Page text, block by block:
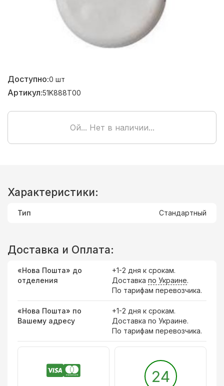
Доступно:0 шт
Артикул:51K888T00
Ой... Нет в наличии...
Характеристики:
Тип Стандартный
Доставка и Оплата:
«Нова Пошта» до
отделения
+1-2 дня к срокам.
Доставка по Украине.
По тарифам перевозчика.
«Нова Пошта» по
Вашему адресу
+1-2 дня к срокам.
Доставка по Украине.
По тарифам перевозчика.
24